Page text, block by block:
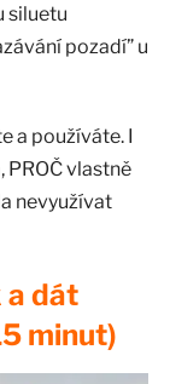
siluetu
pozadí” u
a používáte. I
vlastně
nevyužívat
a dát
minut)